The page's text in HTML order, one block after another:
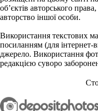
об’єктів авторського
авторство іншої особи.
Використання текстових
посиланням (для інтернет-
джерело. Використання
редакцією суворо